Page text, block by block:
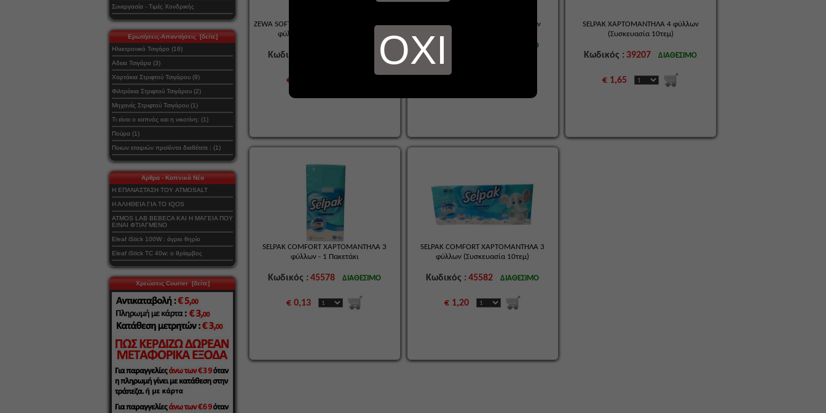
Συνεργασία - Τιμές Χονδρικής
Ερωτήσεις-Απαντήσεις [δείτε]
Ηλεκτρονικό Τσιγάρο (16)
Αδεια Τσιγάρα (3)
Χαρτάκια Στριφτού Τσιγάρου (9)
Φιλτράκια Στριφτού Τσιγάρου (2)
Μηχανές Στριφτού Τσιγάρου (1)
Τι είναι ο καπνός και η νικοτίνη; (1)
Πούρα (1)
Ποιων εταιριών προϊόντα διαθέτετε ; (1)
Αρθρα - Καπνικά Νέα
Η ΕΠΑΝΑΣΤΑΣΗ ΤΟΥ ATMOSALT
Η ΑΛΗΘΕΙΑ ΓΙΑ ΤΟ IQOS
ATMOS LAB BEBECA ΚΑΙ Η ΜΑΓΕΙΑ ΠΟΥ
ΕΙΝΑΙ ΦΤΙΑΓΜΕΝΟ
Eleaf iStick 100W : άγριο θηρίο
Eleaf iStick TC 40w: ο θρίαμβος
Χρεώσεις Courier [δείτε]
ZEWA SOFTIS ORIGINAL ΧΑΡΤΟΜΑΝΤΗΛΑ 4
φύλλων (Συσκευασία 15τεμ)
Κωδικός : ΔΙΑΘΕΣΙΜΟ
€ 2,85
SELPAK ΧΑΡΤΟΜΑΝΤΗΛΑ 4 φύλλων
Κωδικός : ΔΙΑΘΕΣΙΜΟ
€ 0,17
SELPAK ΧΑΡΤΟΜΑΝΤΗΛΑ 4 φύλλων
(Συσκευασία 10τεμ)
Κωδικός : 39207 ΔΙΑΘΕΣΙΜΟ
€ 1,65
SELPAK COMFORT ΧΑΡΤΟΜΑΝΤΗΛΑ 3
φύλλων - 1 Πακετάκι
Κωδικός : 45578 ΔΙΑΘΕΣΙΜΟ
€ 0,13
SELPAK COMFORT ΧΑΡΤΟΜΑΝΤΗΛΑ 3
φύλλων (Συσκευασία 10τεμ)
Κωδικός : 45582 ΔΙΑΘΕΣΙΜΟ
€ 1,20
ΟΧΙ